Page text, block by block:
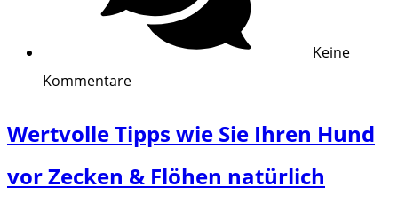
Keine
Kommentare
Wertvolle Tipps wie Sie Ihren Hund
vor Zecken & Flöhen natürlich